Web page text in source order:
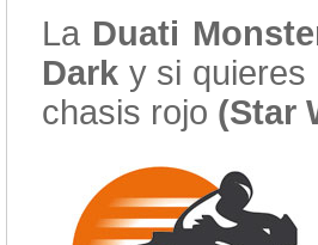
La Duati
Dark y si quieres
chasis rojo (Star